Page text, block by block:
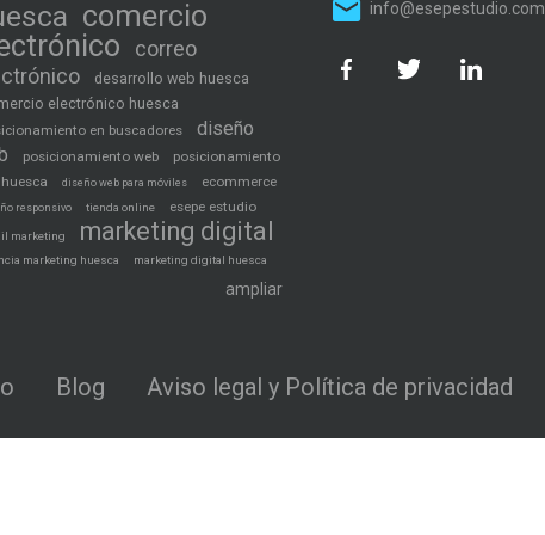
comercio
correo
desarrollo web huesca
electrónico huesca
en buscadores
diseño
posicionamiento web
posicionamiento
diseño web para móviles ecommerce
responsivo tienda online esepe estudio
marketing marketing digital
marketing huesca marketing digital huesca
ampliar
info@esepestudio.com
Blog Aviso legal y Política de privacidad